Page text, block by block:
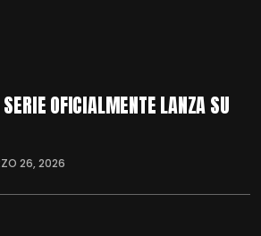
OFICIALMENTE LANZA SU
26, 2026